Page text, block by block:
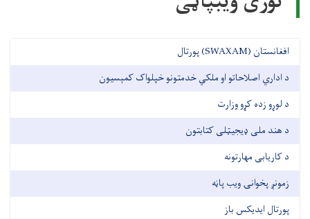
افغانستان (SWAXAM) پورتال
د اداري اصلاحاتو او ملکي خدمتونو خپلواک کمېسیون
د لوړو زده کړو وزارت
د هند ملی ډیجیټلی کتابتون
د کاریابی مهارتونه
زمونږ پخوانۍ ویب پاڼه
پورتال ایدیکس باز